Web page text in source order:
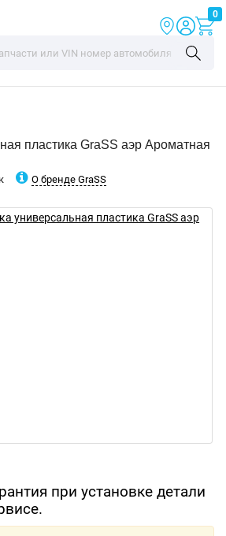
0
пластика GraSS аэр Ароматная
О бренде GraSS
при установке детали